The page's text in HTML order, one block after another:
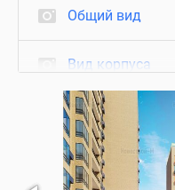
Общий вид
Вид корпуса
Благоустройство
Визуализация